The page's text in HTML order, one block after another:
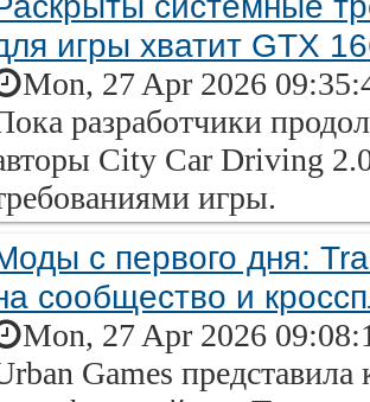
игры хватит GTX
Mon, 27 Apr 2026
разработчики
City Car Driving
игры.
с первого дня:
сообщество и
Mon, 27 Apr 2026
Games